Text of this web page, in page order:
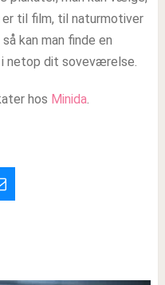
til film, til naturmotiver
kan man finde en
netop dit soveværelse.
hos Minida.